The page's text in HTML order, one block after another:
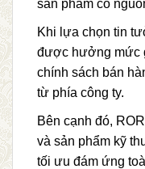
sản phẩm có
Khi lựa chọn tin
được hưởng mức
chính sách bán
từ phía công ty.
Bên cạnh đó,
và sản phẩm kỹ
tối ưu đám ứng